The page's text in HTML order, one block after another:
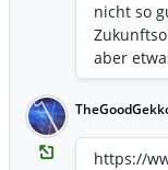
nicht so
aber
https://